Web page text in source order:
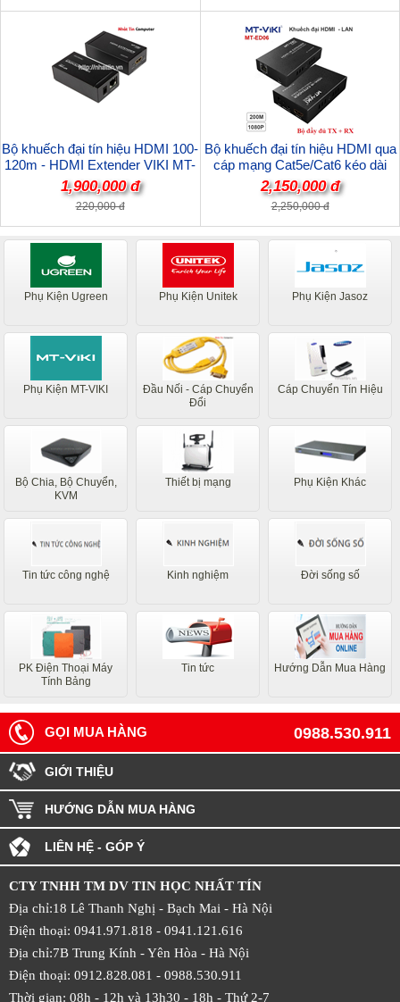
Bộ khuếch đại tín hiệu HDMI 100-
120m - HDMI Extender VIKI MT-
ED06 (Bộ đủ 2 chiếc)
1,900,000 đ
220,000 đ
Bộ khuếch đại tín hiệu HDMI qua
cáp mạng Cat5e/Cat6 kéo dài
200m IP Extender MT-ED06 cao
cấp (TX+RX)
2,150,000 đ
2,250,000 đ
Phụ Kiện Ugreen Phụ Kiện Unitek Phụ Kiện Jasoz
Phụ Kiện MT-VIKI
Đầu Nối - Cáp Chuyển
Đổi
Cáp Chuyển Tín Hiệu
Bộ Chia, Bộ Chuyển,
KVM
Thiết bị mạng Phụ Kiện Khác
Tin tức công nghệ Kinh nghiệm Đời sống số
PK Điện Thoại Máy
Tính Bảng
Tin tức Hướng Dẫn Mua Hàng
0988.530.911
GỌI MUA HÀNG
GIỚI THIỆU
HƯỚNG DẪN MUA HÀNG
LIÊN HỆ - GÓP Ý
CTY TNHH TM DV TIN HỌC NHẤT TÍN
Địa chỉ:18 Lê Thanh Nghị - Bạch Mai - Hà Nội
Điện thoại: 0941.971.818 - 0941.121.616
Địa chỉ:7B Trung Kính - Yên Hòa - Hà Nội
Điện thoại: 0912.828.081 - 0988.530.911
Thời gian: 08h - 12h và 13h30 - 18h - Thứ 2-7